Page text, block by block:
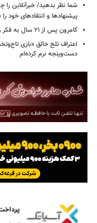
شما نظر بدهید/ خبرآنلاین را
پیشنهادها و انتقادهای خود را
کامرون پس از ۲۱ سال به فکر واگذاری «آواتار» افتاد
اعتراف تلخ خالق «بازی
دست‌وپنجه نرم کرده‌ام